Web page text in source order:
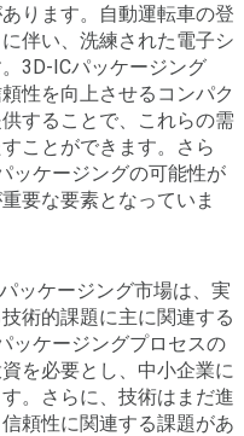
ります。自動運転車の登
伴い、洗練された電子シ
3D-ICパッケージング
性を向上させるコンパク
することで、これらの需
ことができます。さら
ッケージングの可能性が
要な要素となっていま
ッケージング市場は、実
術的課題に主に関連する
ッケージングプロセスの
を必要とし、中小企業に
。さらに、技術はまだ進
頼性に関連する課題があ